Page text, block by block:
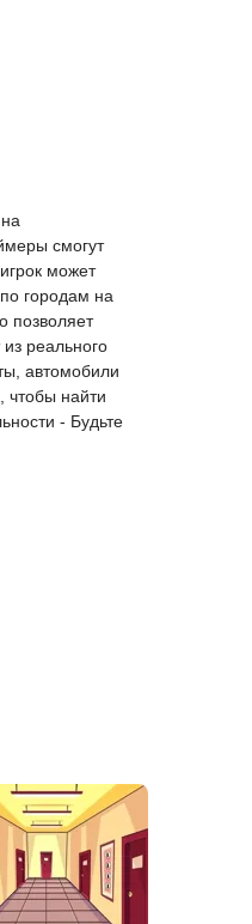
смогут
может
городам на
позволяет
реального
автомобили
чтобы найти
- Будьте